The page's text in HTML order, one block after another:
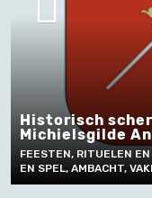
SPORT
FEESTEN,
DRINKEN